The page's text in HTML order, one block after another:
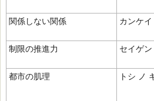
関係しない関係 カンケ
制限の推進力 セイゲ
都市の肌理
トシ ノ